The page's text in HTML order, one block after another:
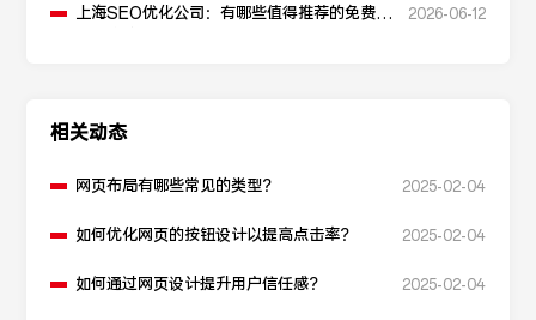
上海SEO优化公司：有哪些值得推荐的免费
2026-06-12
相关动态
网页布局有哪些常见的类型？ 2025-02-04
如何优化网页的按钮设计以提高点击率？ 2025-02-04
如何通过网页设计提升用户信任感？ 2025-02-04